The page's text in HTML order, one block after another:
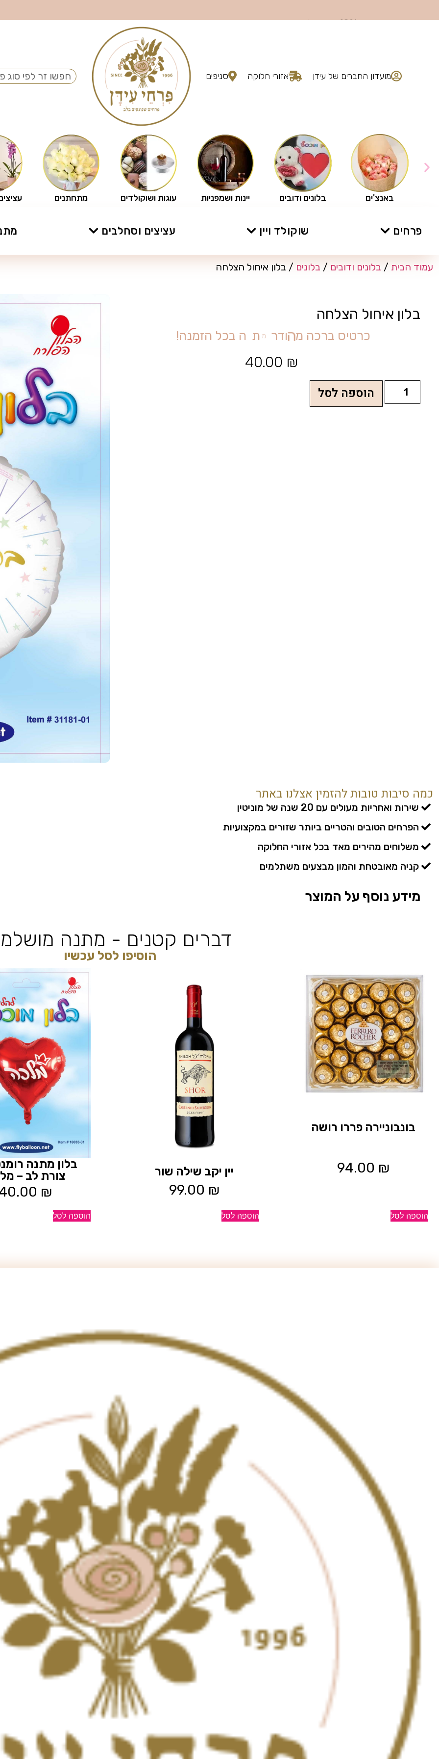
מועדון החברים של עידן אזורי חלוקה סניפים
מתחתנים עוגות ושוקולדים יינות ושמפניות בלונים ודובים באנצ'ים
פרחים שוקולד ויין עציצים וסחלבים
עמוד הבית / בלונים ודובים / בלונים / בלון איחול הצלחה
בלון איחול הצלחה
כרטיס ברכה מהודר מת ה בכל הזמנה!
40.00 ₪
הוספה לסל
כמה סיבות טובות להזמין אצלנו באתר
שירות ואחריות מעולים עם 20 שנה של מוניטין
הפרחים הטובים והטריים ביותר שזורים במקצועיות
משלוחים מהירים מאד בכל אזורי החלוקה
קניה מאובטחת והמון מבצעים משתלמים
מידע נוסף על המוצר
דברים קטנים - מתנה
הוסיפו לסל עכשיו
בונבוניירה פררו רושה
94.00 ₪
הוספה לסל
יין יקב שילה שור
99.00 ₪
הוספה לסל
בלון מתנה
צורת לב –
₪
הוספה לסל